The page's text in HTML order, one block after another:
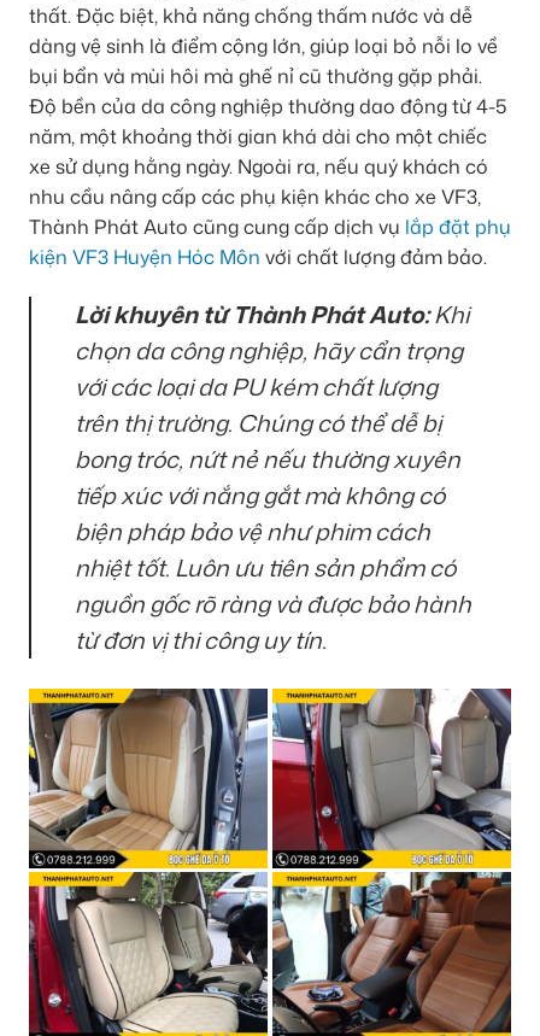
thất. Đặc biệt, khả năng chống thấm nước và dễ
dàng vệ sinh là điểm cộng lớn, giúp loại bỏ nỗi lo về
bụi bẩn và mùi hôi mà ghế nỉ cũ thường gặp phải.
Độ bền của da công nghiệp thường dao động từ 4-5
năm, một khoảng thời gian khá dài cho một chiếc
xe sử dụng hằng ngày. Ngoài ra, nếu quý khách có
nhu cầu nâng cấp các phụ kiện khác cho xe VF3,
Thành Phát Auto cũng cung cấp dịch vụ lắp đặt phụ
kiện VF3 Huyện Hóc Môn với chất lượng đảm bảo.
Lời khuyên từ Thành Phát Auto:Khi
chọn da công nghiệp, hãy cẩn trọng
với các loại da PU kém chất lượng
trên thị trường. Chúng có thể dễ bị
bong tróc, nứt nẻ nếu thường xuyên
tiếp xúc với nắng gắt mà không có
biện pháp bảo vệ như phim cách
nhiệt tốt. Luôn ưu tiên sản phẩm có
nguồn gốc rõ ràng và được bảo hành
từ đơn vị thi công uy tín.